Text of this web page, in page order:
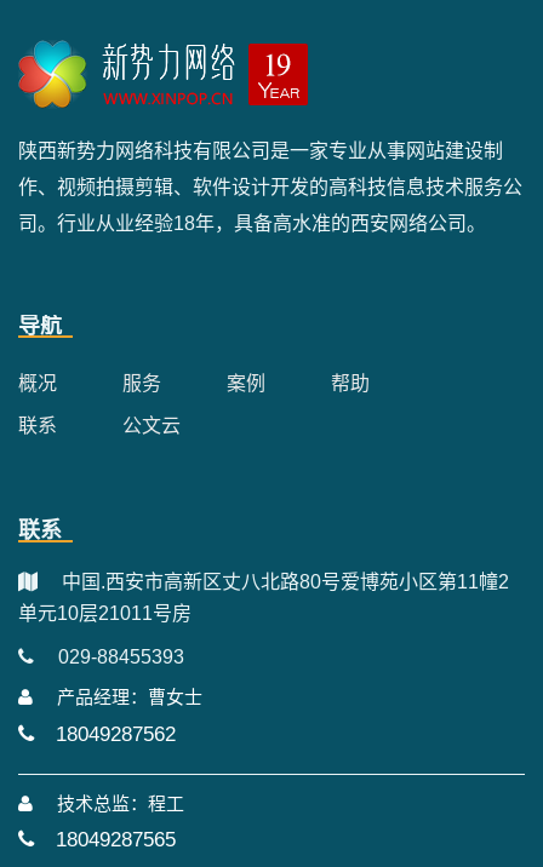
陕西新势力网络科技有限公司是一家专业从事网站建设制
作、视频拍摄剪辑、软件设计开发的高科技信息技术服务公
司。行业从业经验18年，具备高水准的西安网络公司。
导航
概况 服务 案例 帮助
联系 公文云
联系
中国.西安市高新区丈八北路80号爱博苑小区第11幢2
单元10层21011号房
029-88455393
产品经理：曹女士
18049287562
技术总监：程工
18049287565